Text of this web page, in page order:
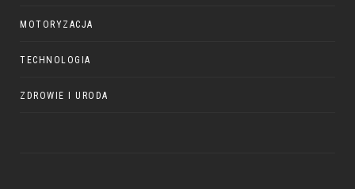
MOTORYZACJA
TECHNOLOGIA
ZDROWIE I URODA